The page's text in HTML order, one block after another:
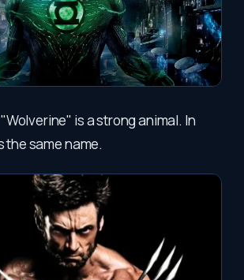
is a strong animal. In
the same name.